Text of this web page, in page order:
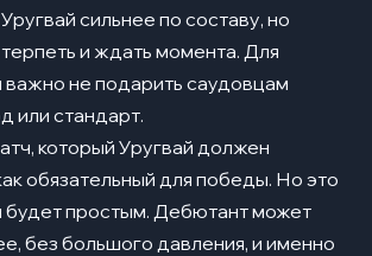
сильнее по составу, но
и ждать момента. Для
не подарить саудовцам
или стандарт.
который Уругвай должен
обязательный для победы. Но это
будет простым. Дебютант может
без большого давления, и именно